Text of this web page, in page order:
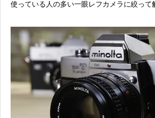
使っている人の多い一眼レフカメラに絞って